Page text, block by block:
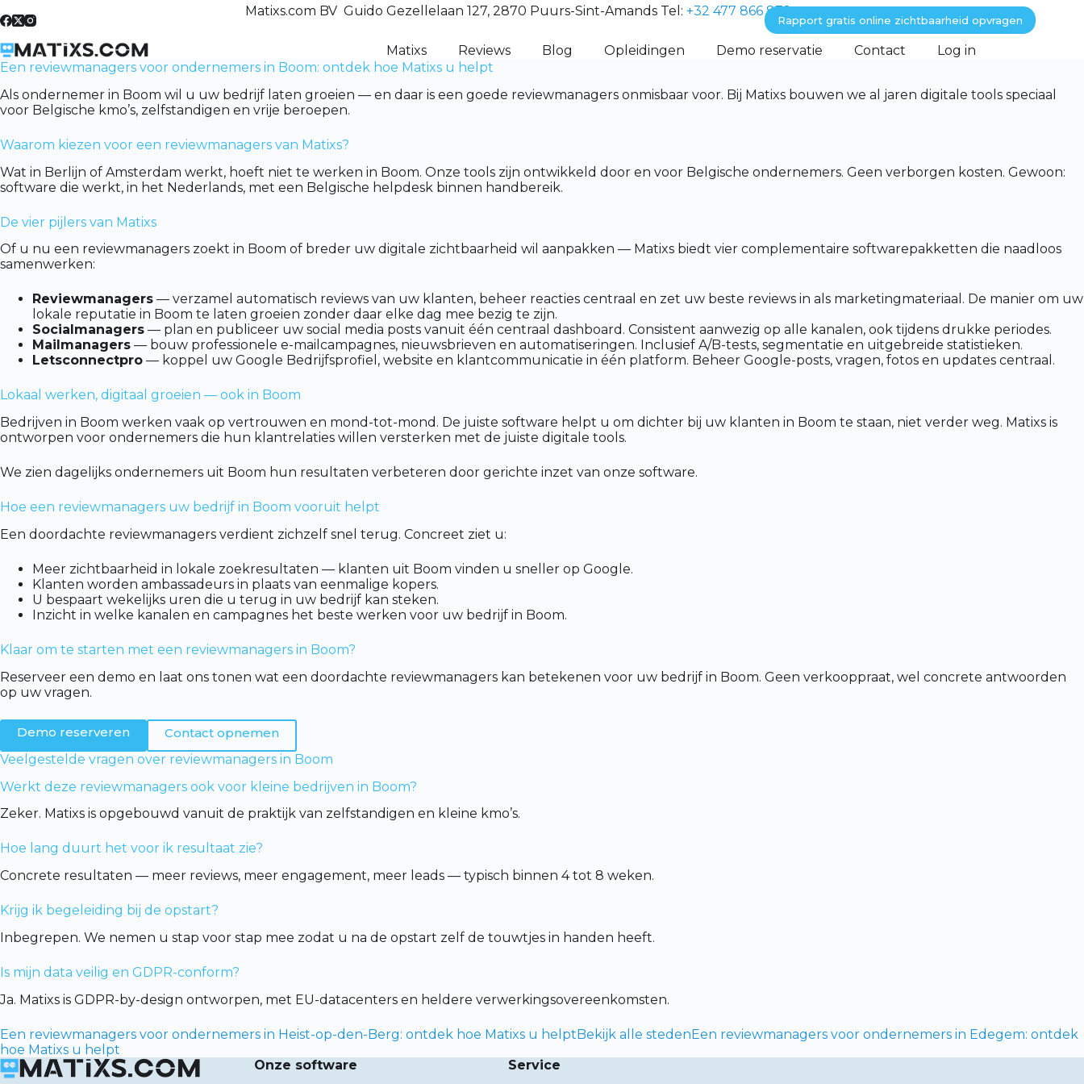
to
Matixs.com BV Guido Gezellelaan 127, 2870 Puurs-Sint-Amands Tel: +32 477 866 872
Rapport gratis online zichtbaarheid opvragen
Matixs Reviews Blog Opleidingen Demo reservatie Contact
Log in
Een reviewmanagers voor ondernemers in Boom: ontdek hoe Matixs u helpt
Als ondernemer in Boom wil u uw bedrijf laten groeien — en daar is een goede reviewmanagers onmisbaar voor. Bij Matixs bouwen we al jaren digitale tools speciaal
voor Belgische kmo’s, zelfstandigen en vrije beroepen.
Waarom kiezen voor een reviewmanagers van Matixs?
Wat in Berlijn of Amsterdam werkt, hoeft niet te werken in Boom. Onze tools zijn ontwikkeld door en voor Belgische ondernemers. Geen verborgen kosten. Gewoon:
software die werkt, in het Nederlands, met een Belgische helpdesk binnen handbereik.
De vier pijlers van Matixs
Of u nu een reviewmanagers zoekt in Boom of breder uw digitale zichtbaarheid wil aanpakken — Matixs biedt vier complementaire softwarepakketten die naadloos
samenwerken:
Reviewmanagers — verzamel automatisch reviews van uw klanten, beheer reacties centraal en zet uw beste reviews in als marketingmateriaal. De manier om uw
lokale reputatie in Boom te laten groeien zonder daar elke dag mee bezig te zijn.
Socialmanagers — plan en publiceer uw social media posts vanuit één centraal dashboard. Consistent aanwezig op alle kanalen, ook tijdens drukke periodes.
Mailmanagers — bouw professionele e-mailcampagnes, nieuwsbrieven en automatiseringen. Inclusief A/B-tests, segmentatie en uitgebreide statistieken.
Letsconnectpro — koppel uw Google Bedrijfsprofiel, website en klantcommunicatie in één platform. Beheer Google-posts, vragen, fotos en updates centraal.
Lokaal werken, digitaal groeien — ook in Boom
Bedrijven in Boom werken vaak op vertrouwen en mond-tot-mond. De juiste software helpt u om dichter bij uw klanten in Boom te staan, niet verder weg. Matixs is
ontworpen voor ondernemers die hun klantrelaties willen versterken met de juiste digitale tools.
We zien dagelijks ondernemers uit Boom hun resultaten verbeteren door gerichte inzet van onze software.
Hoe een reviewmanagers uw bedrijf in Boom vooruit helpt
Een doordachte reviewmanagers verdient zichzelf snel terug. Concreet ziet u:
Meer zichtbaarheid in lokale zoekresultaten — klanten uit Boom vinden u sneller op Google.
Klanten worden ambassadeurs in plaats van eenmalige kopers.
U bespaart wekelijks uren die u terug in uw bedrijf kan steken.
Inzicht in welke kanalen en campagnes het beste werken voor uw bedrijf in Boom.
Klaar om te starten met een reviewmanagers in Boom?
Reserveer een demo en laat ons tonen wat een doordachte reviewmanagers kan betekenen voor uw bedrijf in Boom. Geen verkooppraat, wel concrete antwoorden
op uw vragen.
Demo reserveren
Contact opnemen
Veelgestelde vragen over reviewmanagers in Boom
Werkt deze reviewmanagers ook voor kleine bedrijven in Boom?
Zeker. Matixs is opgebouwd vanuit de praktijk van zelfstandigen en kleine kmo’s.
Hoe lang duurt het voor ik resultaat zie?
Concrete resultaten — meer reviews, meer engagement, meer leads — typisch binnen 4 tot 8 weken.
Krijg ik begeleiding bij de opstart?
Inbegrepen. We nemen u stap voor stap mee zodat u na de opstart zelf de touwtjes in handen heeft.
Is mijn data veilig en GDPR-conform?
Ja. Matixs is GDPR-by-design ontworpen, met EU-datacenters en heldere verwerkingsovereenkomsten.
Een reviewmanagers voor ondernemers in Heist-op-den-Berg: ontdek hoe Matixs u helptBekijk alle stedenEen reviewmanagers voor ondernemers in Edegem: ontdek
hoe Matixs u helpt
Onze software
Service